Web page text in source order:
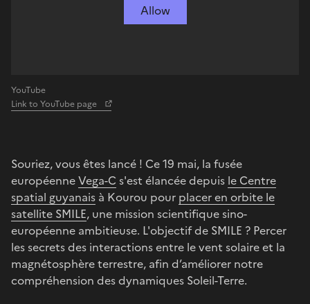
Allow
YouTube
Link to YouTube page
Souriez, vous êtes lancé ! Ce 19 mai, la fusée
européenneVega-C s'est élancée depuis le Centre
spatial guyanais à Kourou pour placer en orbite le
satellite SMILE, une mission scientifique sino-
européenne ambitieuse. L'objectif de SMILE ? Percer
les secrets des interactions entre le vent solaire et la
magnétosphère terrestre, afin d’améliorer notre
compréhension des dynamiques Soleil-Terre.